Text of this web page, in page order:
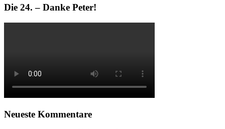
Die 24. – Danke Peter!
Neueste Kommentare